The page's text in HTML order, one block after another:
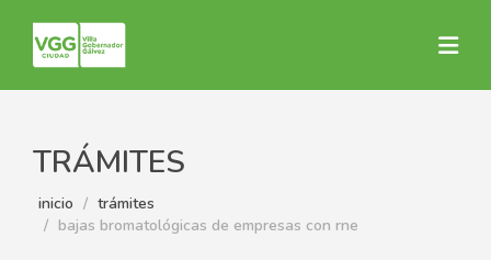
TRÁMITES
inicio
trámites
bajas bromatológicas de empresas con rne